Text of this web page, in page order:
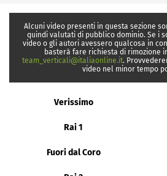
Alcuni video presenti in questa sezione
quindi valutati di pubblico dominio. Se i
video o gli autori avessero qualcosa in
basterà fare richiesta di rimozione
team_verticali@italiaonline.it.
video nel minor tempo
Verissimo
Rai 1
Fuori dal Coro